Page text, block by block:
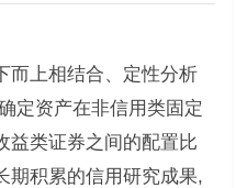
而上相结合、定性分析
定资产在非信用类固定
益类证券之间的配置比
期积累的信用研究成果,